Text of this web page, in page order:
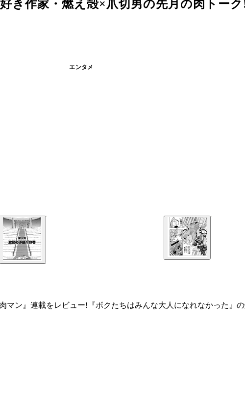
き作家・燃え殻×爪切男の先月の肉トー
エンタメ
マン』連載をレビュー!『ボクたちはみんな大人になれなかった』